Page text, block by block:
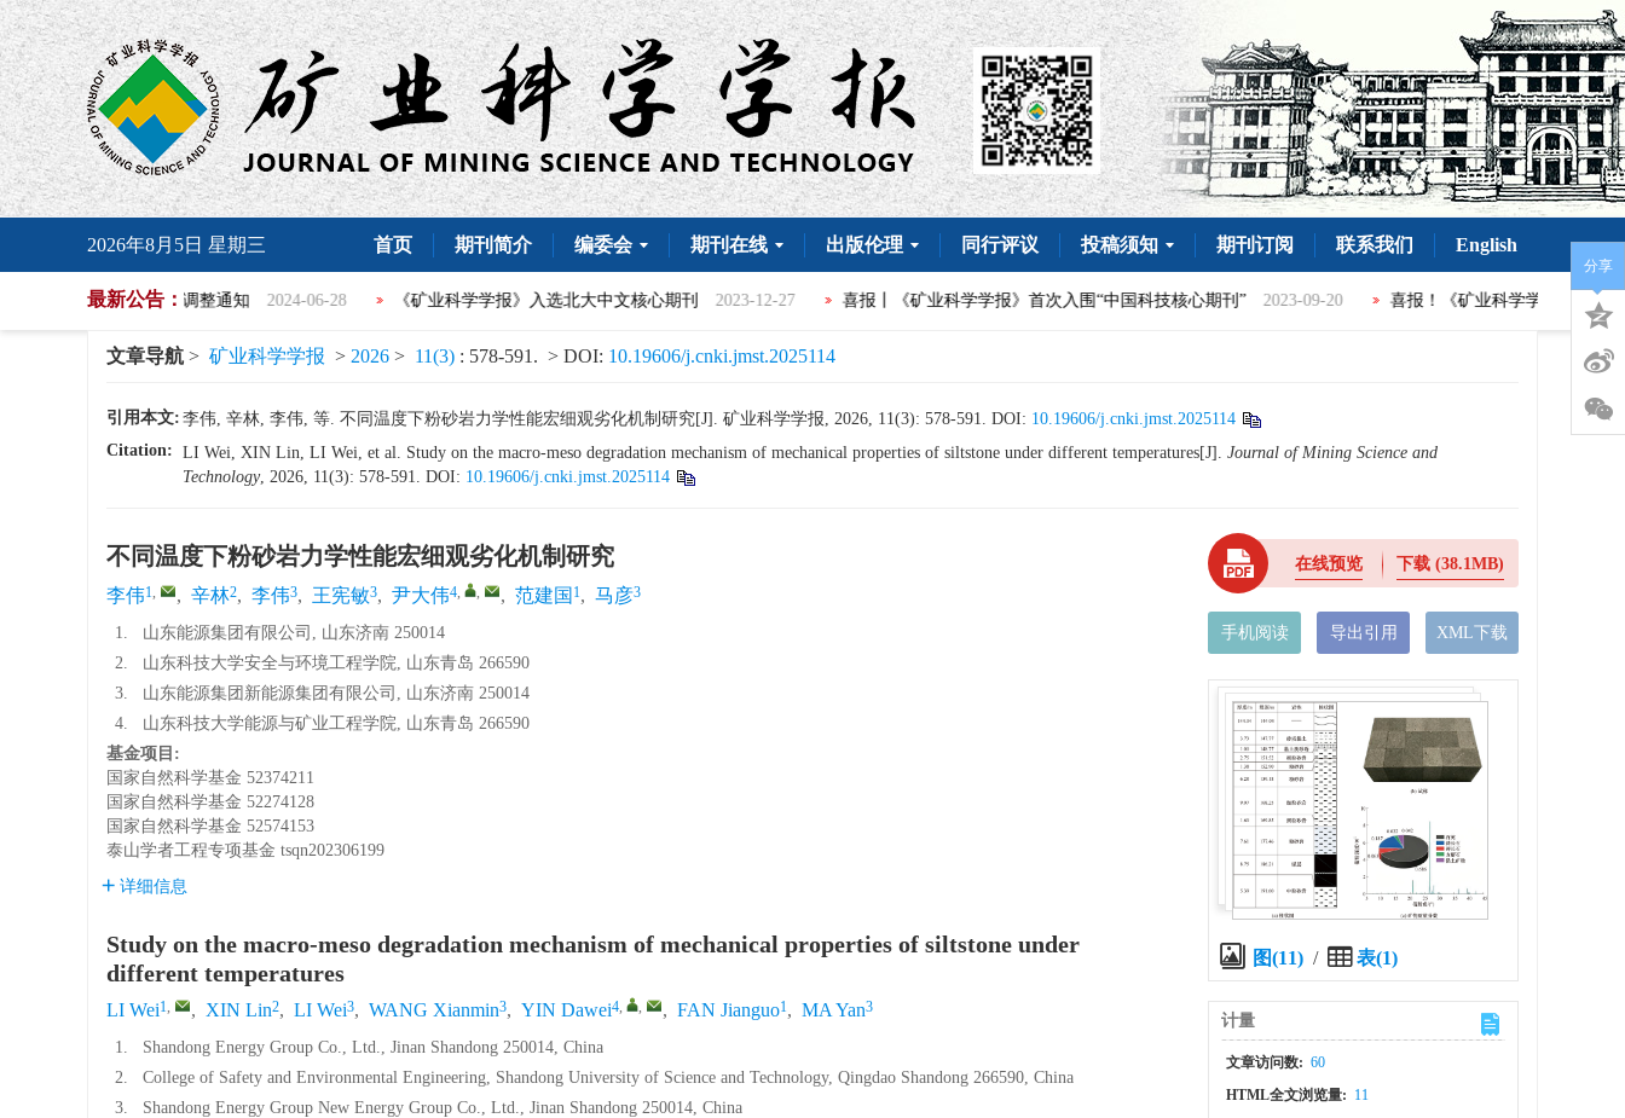
2026年8月5日 星期三 首页 期刊简介 编委会 期刊在线 出版伦理 同行评议 投稿须知 期刊订阅 联系我们 English
最新公告：
》版面费调整通知 2024-06-28 《矿业科学学报》入选北大中文核心期刊 2023-12-27 喜报丨《矿业科学学报》首次入围“中国科技核心期刊” 2023-09-20 喜报！《矿业科学学报》再次被国际数据库
文章导航 > 矿业科学学报 > 2026 > 11(3) : 578-591. > DOI: 10.19606/j.cnki.jmst.2025114
引用本文: 李伟, 辛林, 李伟, 等. 不同温度下粉砂岩力学性能宏细观劣化机制研究[J]. 矿业科学学报, 2026, 11(3): 578-591. DOI: 10.19606/j.cnki.jmst.2025114
Citation: LI Wei, XIN Lin, LI Wei, et al. Study on the macro-meso degradation mechanism of mechanical properties of siltstone under different temperatures[J]. Journal of Mining Science and
Technology, 2026, 11(3): 578-591. DOI: 10.19606/j.cnki.jmst.2025114
不同温度下粉砂岩力学性能宏细观劣化机制研究
李伟1, , 辛林2, 李伟3, 王宪敏3, 尹大伟4, , , 范建国 1, 马彦3
1.
山东能源集团有限公司, 山东济南 250014
2.
山东科技大学安全与环境工程学院, 山东青岛 266590
3.
山东能源集团新能源集团有限公司, 山东济南 250014
4.
山东科技大学能源与矿业工程学院, 山东青岛 266590
基金项目:
国家自然科学基金 52374211
国家自然科学基金 52274128
国家自然科学基金 52574153
泰山学者工程专项基金 tsqn202306199
详细信息
Study on the macro-meso degradation mechanism of mechanical properties of siltstone under
different temperatures
LI Wei1, , XIN Lin2, LI Wei3, WANG Xianmin3, YIN Dawei4, , , FAN Jianguo1, MA Yan3
1.
Shandong Energy Group Co., Ltd., Jinan Shandong 250014, China
2.
College of Safety and Environmental Engineering, Shandong University of Science and Technology, Qingdao Shandong 266590, China
3.
Shandong Energy Group New Energy Group Co., Ltd., Jinan Shandong 250014, China
在线预览 下载(38.1MB)
手机阅读 导出引用 XML下载
图(11) / 表(1)
计量
文章访问数: 60
HTML全文浏览量: 11
分享